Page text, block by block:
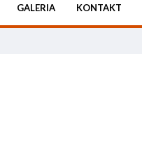
GALERIA KONTAKT